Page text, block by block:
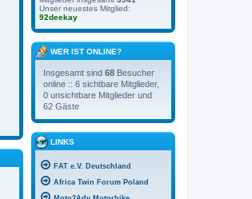
Unser neuestes Mitglied:
92deekay
WER IST ONLINE?
Insgesamt sind 68 Besucher
online :: 6 sichtbare Mitglieder,
0 unsichtbare Mitglieder und
62 Gäste
LINKS
FAT e.V. Deutschland
Africa Twin Forum Poland